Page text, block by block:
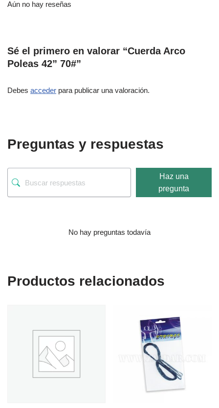
Aún no hay reseñas
Sé el primero en valorar “Cuerda Arco
Poleas 42” 70#”
Debes acceder para publicar una valoración.
Preguntas y respuestas
Haz una
pregunta
No hay preguntas todavía
Productos relacionados